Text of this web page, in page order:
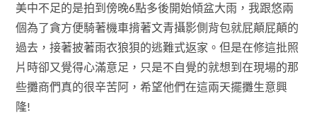
美中不足的是拍到傍晚6點多後開始傾盆大雨，我跟悠兩
個為了貪方便騎著機車揹著文青攝影側背包就屁顛屁顛的
過去，接著披著雨衣狼狽的逃難式返家。但是在修這批照
片時卻又覺得心滿意足，只是不自覺的就想到在現場的那
些攤商們真的很辛苦阿，希望他們在這兩天擺攤生意興
隆!